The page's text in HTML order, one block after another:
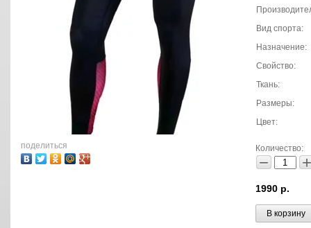
поделиться
Вид спорта:
Назначение:
Свойство:
Ткань:
Размеры:
Цвет:
Количество:
− +
1990 р.
В корзину